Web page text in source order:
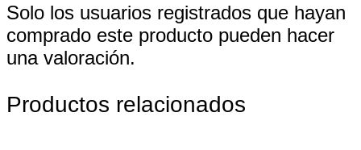
Solo los usuarios registrados que hayan
comprado este producto pueden hacer
una valoración.
Productos relacionados